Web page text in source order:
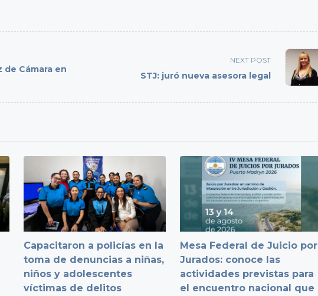
Cámara en
NEXT POST
STJ: juró nueva asesora legal
Capacitaron a policías en la
toma de denuncias a niñas,
niños y adolescentes
víctimas de delitos
Mesa Federal de Juicio por
Jurados: conoce las
actividades previstas para
el encuentro nacional que